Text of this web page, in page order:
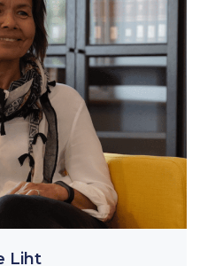
Liht